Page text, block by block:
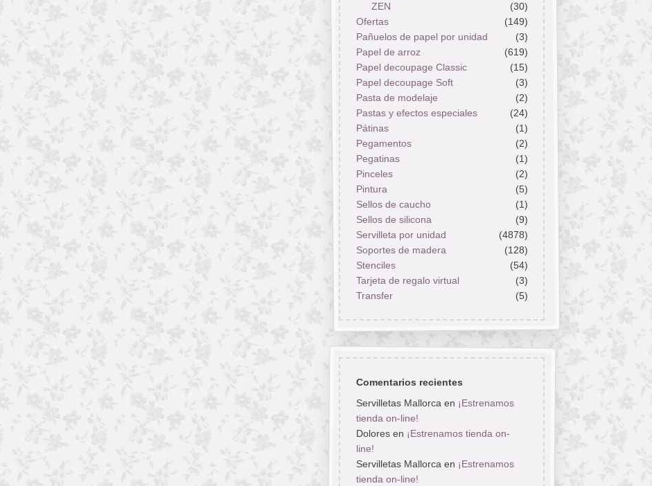
ZEN
(30)
Ofertas
(149)
Pañuelos de papel por unidad
(3)
Papel de arroz
(619)
Papel decoupage Classic
(15)
Papel decoupage Soft
(3)
Pasta de modelaje
(2)
Pastas y efectos especiales
(24)
Pátinas
(1)
Pegamentos
(2)
Pegatinas
(1)
Pinceles
(2)
Pintura
(5)
Sellos de caucho
(1)
Sellos de silicona
(9)
Servilleta por unidad
(4878)
Soportes de madera
(128)
Stenciles
(54)
Tarjeta de regalo virtual
(3)
Transfer
(5)
Comentarios recientes
Servilletas Mallorcaen ¡Estrenamos
tienda on-line!
Doloresen ¡Estrenamos tienda on-
line!
Servilletas Mallorcaen ¡Estrenamos
tienda on-line!